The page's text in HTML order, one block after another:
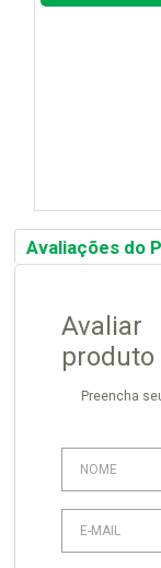
Avaliações do
Avaliar
produto
Preencha